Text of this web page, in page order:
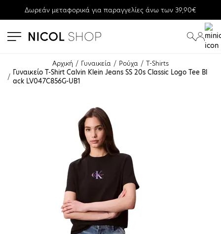
Δωρεάν μεταφορικά για παραγγελίες άνω των 39,90€
Αρχική Γυναικεία Ρούχα
T-Shirts
Γυναικείο T-Shirt Calvin Klein Jeans SS 20s Classic Logo Tee Bl
ack LV047C856G-UB1